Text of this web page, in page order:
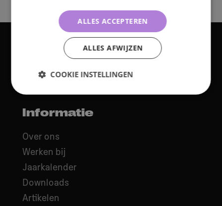
Informatie
Over ons
Werken bij
Jaarkalender
Downloads
Artikelen
ALLES ACCEPTEREN
ALLES AFWIJZEN
COOKIE INSTELLINGEN